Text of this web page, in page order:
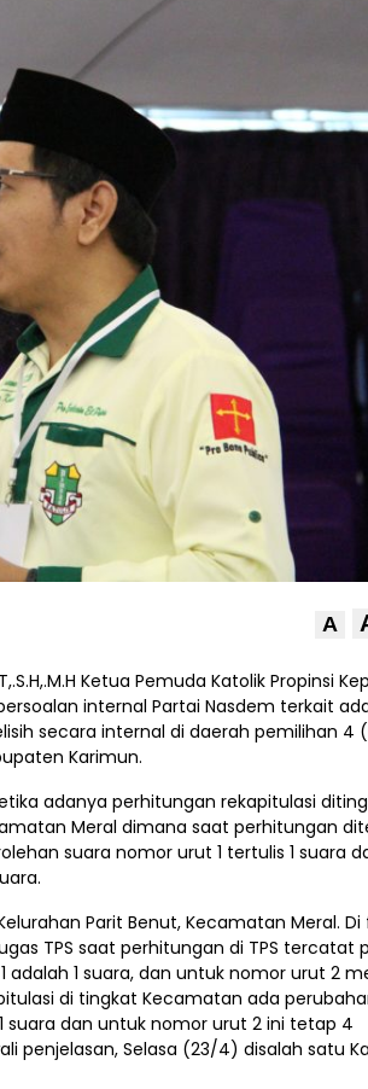
A
Ketua Pemuda Katolik Propinsi
internal Partai Nasdem terkait
secara internal di daerah pemilihan 4
Karimun.
adanya perhitungan rekapitulasi
Meral dimana saat perhitungan
suara nomor urut 1 tertulis 1 suara
Parit Benut, Kecamatan Meral. Di
TPS saat perhitungan di TPS tercatat
adalah 1 suara, dan untuk nomor urut 2
di tingkat Kecamatan ada
suara dan untuk nomor urut 2 ini tetap 4
penjelasan, Selasa (23/4) disalah satu